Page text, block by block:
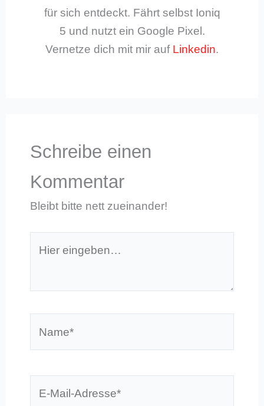
für sich entdeckt. Fährt selbst Ioniq
5 und nutzt ein Google Pixel.
Vernetze dich mit mir auf Linkedin.
Schreibe einen
Kommentar
Bleibt bitte nett zueinander!
eingeben…